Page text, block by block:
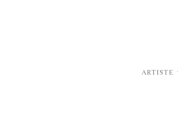
ARTISTE